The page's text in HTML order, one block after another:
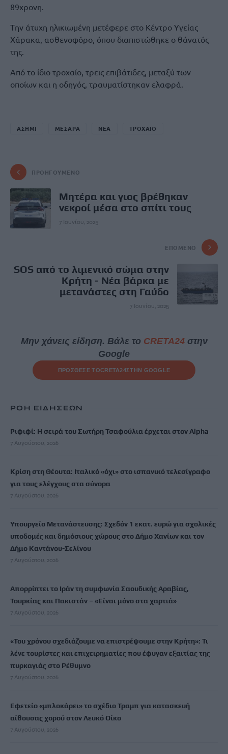
89χρονη.
Tην άτυχη ηλικιωμένη μετέφερε στο Κέντρο Υγείας
Χάρακα, ασθενοφόρο, όπου διαπιστώθηκε ο θάνατός
της.
Από το ίδιο τροχαίο, τρεις επιβάτιδες, μεταξύ των
οποίων και η οδηγός, τραυματίστηκαν ελαφρά.
ΑΣΗΜΙ ΜΕΣΑΡΑ ΝΕΑ ΤΡΟΧΑΙΟ
ΠΡΟΗΓΟΎΜΕΝΟ
Μητέρα και γιος βρέθηκαν
νεκροί μέσα στο σπίτι τους
7 Ιουνίου, 2025
ΕΠΌΜΕΝΟ
SOS από το λιμενικό σώμα στην
Κρήτη - Νέα βάρκα με
μετανάστες στη Γαύδο
7 Ιουνίου, 2025
Μην χάνεις είδηση. Βάλε το CRETA24στην
Google
ΠΡΟΣΘΕΣΕ ΤΟCRETA24ΣΤΗΝ GOOGLE
ΡΟΗ ΕΙΔΗΣΕΩΝ
Ριφιφί: Η σειρά του Σωτήρη Τσαφούλια έρχεται στον Alpha
7 Αυγούστου, 2026
Κρίση στη Θέουτα: Ιταλικό «όχι» στο ισπανικό τελεσίγραφο
για τους ελέγχους στα σύνορα
7 Αυγούστου, 2026
Υπουργείο Μετανάστευσης: Σχεδόν 1 εκατ. ευρώ για σχολικές
υποδομές και δημόσιους χώρους στο Δήμο Χανίων και τον
Δήμο Καντάνου-Σελίνου
7 Αυγούστου, 2026
Απορρίπτει το Ιράν τη συμφωνία Σαουδικής Αραβίας,
Τουρκίας και Πακιστάν – «Είναι μόνο στα χαρτιά»
7 Αυγούστου, 2026
«Του χρόνου σχεδιάζουμε να επιστρέψουμε στην Κρήτη»: Τι
λένε τουρίστες και επιχειρηματίες που έφυγαν εξαιτίας της
πυρκαγιάς στο Ρέθυμνο
7 Αυγούστου, 2026
Εφετείο «μπλοκάρει» το σχέδιο Τραμπ για κατασκευή
αίθουσας χορού στον Λευκό Οίκο
7 Αυγούστου, 2026